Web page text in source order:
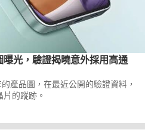
光，驗證揭曉意外採用高通
產品圖，在最近公開的驗證資料，
的蹤跡。